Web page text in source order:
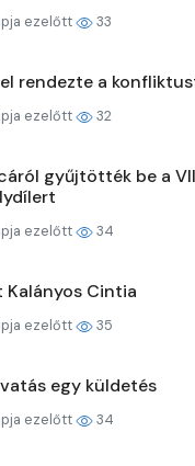
ezelőtt 33
rendezte a
ezelőtt 32
gyűjtötték be a
ezelőtt 34
Kalányos Cintia
ezelőtt 35
egy küldetés
ezelőtt 34